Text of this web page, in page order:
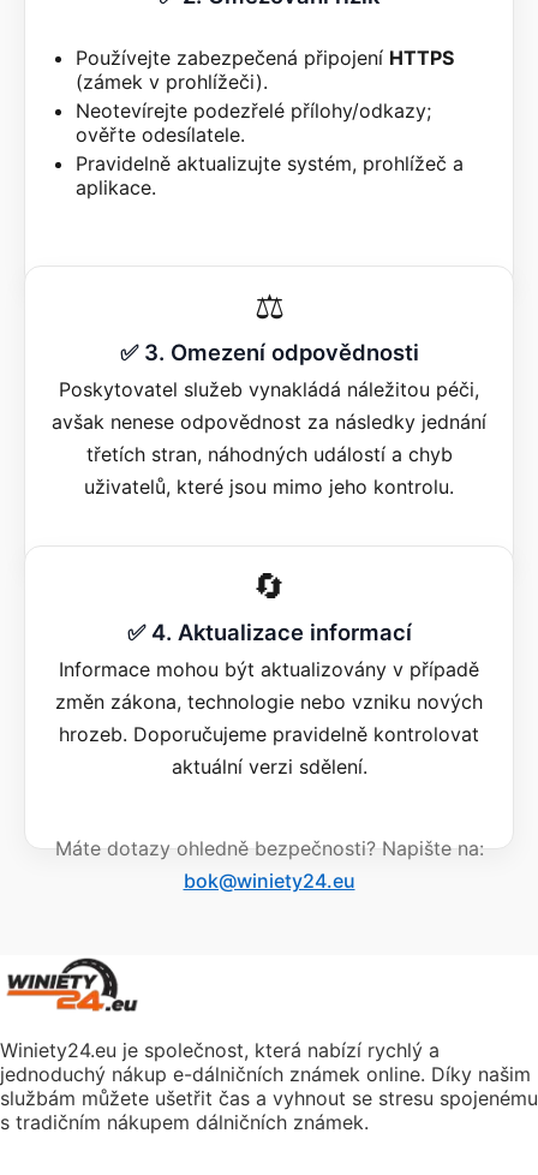
Používejte zabezpečená připojení HTTPS
(zámek v prohlížeči).
Neotevírejte podezřelé přílohy/odkazy;
ověřte odesílatele.
Pravidelně aktualizujte systém, prohlížeč a
aplikace.
⚖️
✅ 3. Omezení odpovědnosti
Poskytovatel služeb vynakládá náležitou péči,
avšak nenese odpovědnost za následky jednání
třetích stran, náhodných událostí a chyb
uživatelů, které jsou mimo jeho kontrolu.
🔄
✅ 4. Aktualizace informací
Informace mohou být aktualizovány v případě
změn zákona, technologie nebo vzniku nových
hrozeb. Doporučujeme pravidelně kontrolovat
aktuální verzi sdělení.
Máte dotazy ohledně bezpečnosti? Napište na:
bok@winiety24.eu
Winiety24.eu je společnost, která nabízí rychlý a
jednoduchý nákup e-dálničních známek online. Díky našim
službám můžete ušetřit čas a vyhnout se stresu spojenému
s tradičním nákupem dálničních známek.